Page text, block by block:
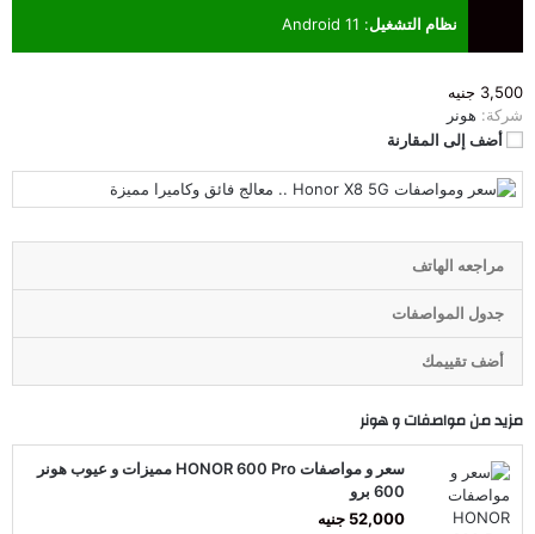
3,500 جنيه
شركة: هونر
أضف إلى المقارنة
نظام التشغيل:
Android 11
مراجعه الهاتف
جدول المواصفات
أضف تقييمك
مزيد من مواصفات وهونر
سعر و مواصفات HONOR 600 Pro مميزات و عيوب هونر
600 برو
52,000 جنيه